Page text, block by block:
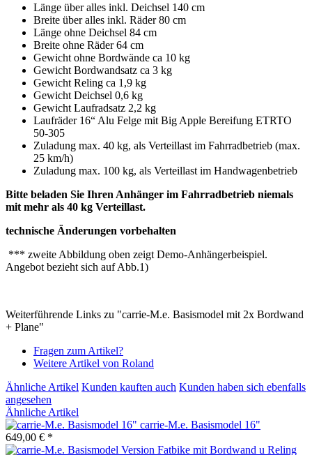
Länge über alles inkl. Deichsel 140 cm
Breite über alles inkl. Räder 80 cm
Länge ohne Deichsel 84 cm
Breite ohne Räder 64 cm
Gewicht ohne Bordwände ca 10 kg
Gewicht Bordwandsatz ca 3 kg
Gewicht Reling ca 1,9 kg
Gewicht Deichsel 0,6 kg
Gewicht Laufradsatz 2,2 kg
Laufräder 16“ Alu Felge mit Big Apple Bereifung ETRTO
50-305
Zuladung max. 40 kg, als Verteillast im Fahrradbetrieb (max.
25 km/h)
Zuladung max. 100 kg, als Verteillast im Handwagenbetrieb
Bitte beladen Sie Ihren Anhänger im Fahrradbetrieb niemals
mit mehr als 40 kg Verteillast.
technische Änderungen vorbehalten
*** zweite Abbildung oben zeigt Demo-Anhängerbeispiel.
Angebot bezieht sich auf Abb.1)
Weiterführende Links zu "carrie-M.e. Basismodel mit 2x Bordwand
+ Plane"
Fragen zum Artikel?
Weitere Artikel von Roland
Ähnliche Artikel Kunden kauften auch Kunden haben sich ebenfalls
angesehen
Ähnliche Artikel
carrie-M.e. Basismodel 16"
649,00 € *